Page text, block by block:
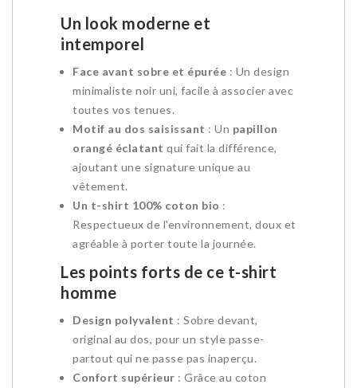
Un look moderne et
intemporel
Face avant sobre et épurée : Un design
minimaliste noir uni, facile à associer avec
toutes vos tenues.
Motif au dos saisissant : Un papillon
orangé éclatant qui fait la différence,
ajoutant une signature unique au
vêtement.
Un t-shirt 100% coton bio :
Respectueux de l'environnement, doux et
agréable à porter toute la journée.
Les points forts de ce t-shirt
homme
Design polyvalent : Sobre devant,
original au dos, pour un style passe-
partout qui ne passe pas inaperçu.
Confort supérieur : Grâce au coton